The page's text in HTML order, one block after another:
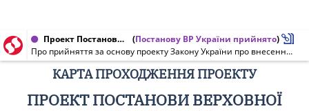
Проект Постанови Верховної Ради України, Карта проходження проекту від 06.09.2022 № 7607/П (Постанову ВР України прийнято)
Про прийняття за основу проекту Закону України про внесення змін до деяких законів України щодо формування та реалізації державної політики у сфері захисту критичної інфраструктури